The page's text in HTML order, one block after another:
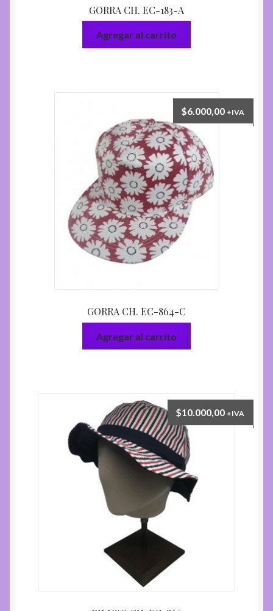
GORRA CH. EC-183-A
Agregar al carrito
GORRA CH. EC-864-C
$6.000,00 +IVA
Agregar al carrito
$10.000,00 +IVA